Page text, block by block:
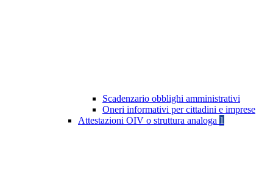
Scadenzario obblighi amministrativi
Oneri informativi per cittadini e imprese
Attestazioni OIV o struttura analoga 1